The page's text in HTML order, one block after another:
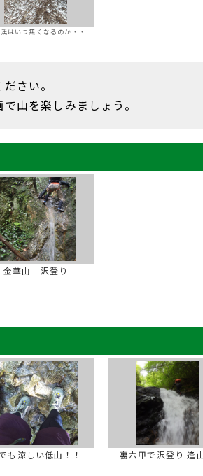
はいつ無くなるのか・・
さい。
山を楽しみましょう。
金華山 沢登り
も涼しい低山！！ 裏六甲で沢登り 逢